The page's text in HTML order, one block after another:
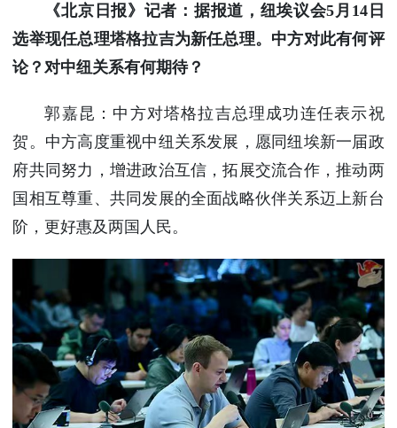
《北京日报》记者：据报道，纽埃议会5月14日
选举现任总理塔格拉吉为新任总理。中方对此有何评
论？对中纽关系有何期待？
郭嘉昆：中方对塔格拉吉总理成功连任表示祝
贺。中方高度重视中纽关系发展，愿同纽埃新一届政
府共同努力，增进政治互信，拓展交流合作，推动两
国相互尊重、共同发展的全面战略伙伴关系迈上新台
阶，更好惠及两国人民。